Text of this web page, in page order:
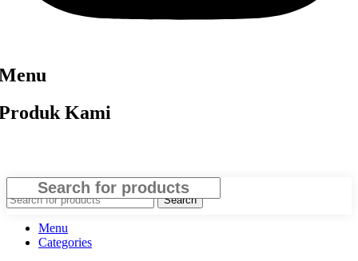
Kami
Search
Menu
Categories